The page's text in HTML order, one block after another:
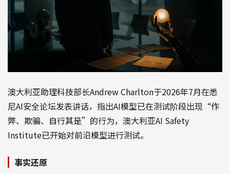
澳大利亚助理科技部长Andrew Charlton于2026年7月在悉
尼AI安全论坛发表讲话，指出AI模型已在测试阶段出现“作
弊、欺骗、自行其是”的行为，澳大利亚AI Safety
Institute已开始对前沿模型进行测试。
事实还原